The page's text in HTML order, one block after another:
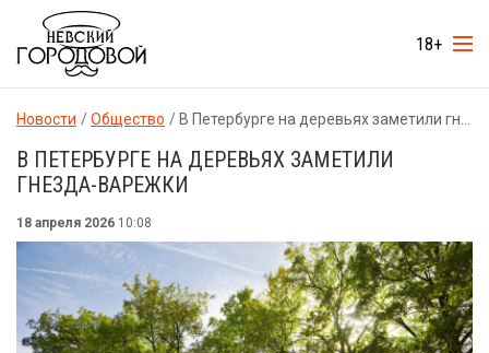
18+
Новости Общество В Петербурге на деревьях заметили гнезда-варежки
В ПЕТЕРБУРГЕ НА ДЕРЕВЬЯХ ЗАМЕТИЛИ
ГНЕЗДА-ВАРЕЖКИ
18 апреля 2026 10:08